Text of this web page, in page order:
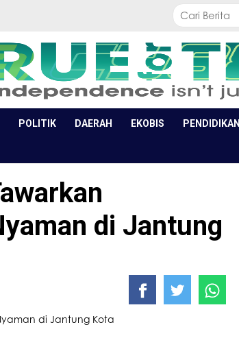
POLITIK DAERAH EKOBIS PENDIDIKAN
di Jantung